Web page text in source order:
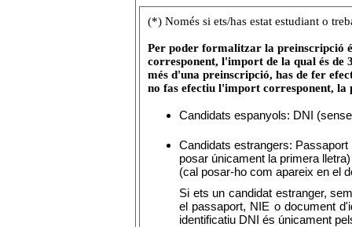
(*) Només si ets/has estat estudiant o
Per poder formalitzar la preinscripció
corresponent, l'import de la qual és de
més d'una preinscripció, has de fer
no fas efectiu l'import corresponent,
Candidats espanyols: DNI
Candidats estrangers:
posar únicament la primera
(cal posar-ho com apareix en el
Si ets un candidat estranger,
el passaport, NIE o document
identificatiu DNI és únicament